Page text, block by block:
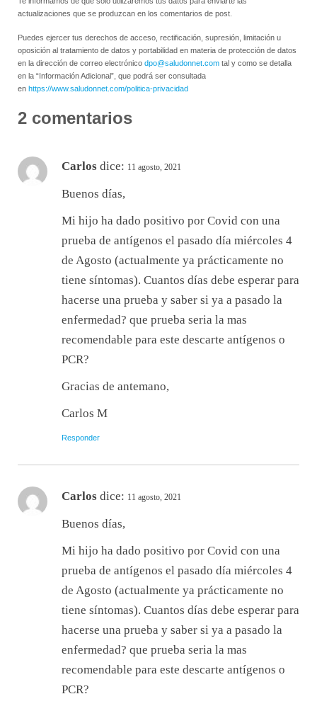
actualizaciones que se produzcan en los comentarios de post.
Puedes ejercer tus derechos de acceso, rectificación, supresión, limitación u
oposición al tratamiento de datos y portabilidad en materia de protección de datos
en la dirección de correo electrónico dpo@saludonnet.com tal y como se detalla
en la “Información Adicional”, que podrá ser consultada
en https://www.saludonnet.com/politica-privacidad
2 comentarios
Carlos dice: 11 agosto, 2021
Buenos días,
Mi hijo ha dado positivo por Covid con una
prueba de antígenos el pasado día miércoles 4
de Agosto (actualmente ya prácticamente no
tiene síntomas). Cuantos días debe esperar para
hacerse una prueba y saber si ya a pasado la
enfermedad? que prueba seria la mas
recomendable para este descarte antígenos o
PCR?
Gracias de antemano,
Carlos M
Responder
Carlos dice: 11 agosto, 2021
Buenos días,
Mi hijo ha dado positivo por Covid con una
prueba de antígenos el pasado día miércoles 4
de Agosto (actualmente ya prácticamente no
tiene síntomas). Cuantos días debe esperar para
hacerse una prueba y saber si ya a pasado la
enfermedad? que prueba seria la mas
recomendable para este descarte antígenos o
PCR?